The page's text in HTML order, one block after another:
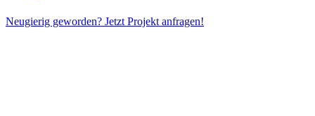
Neugierig geworden? Jetzt Projekt anfragen!